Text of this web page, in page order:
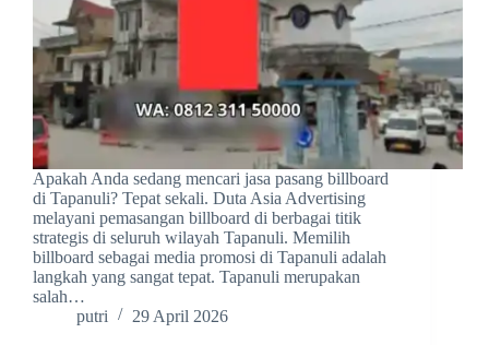
Apakah Anda sedang mencari jasa pasang billboard
di Tapanuli? Tepat sekali. Duta Asia Advertising
melayani pemasangan billboard di berbagai titik
strategis di seluruh wilayah Tapanuli. Memilih
billboard sebagai media promosi di Tapanuli adalah
langkah yang sangat tepat. Tapanuli merupakan
salah…
putri
29 April 2026